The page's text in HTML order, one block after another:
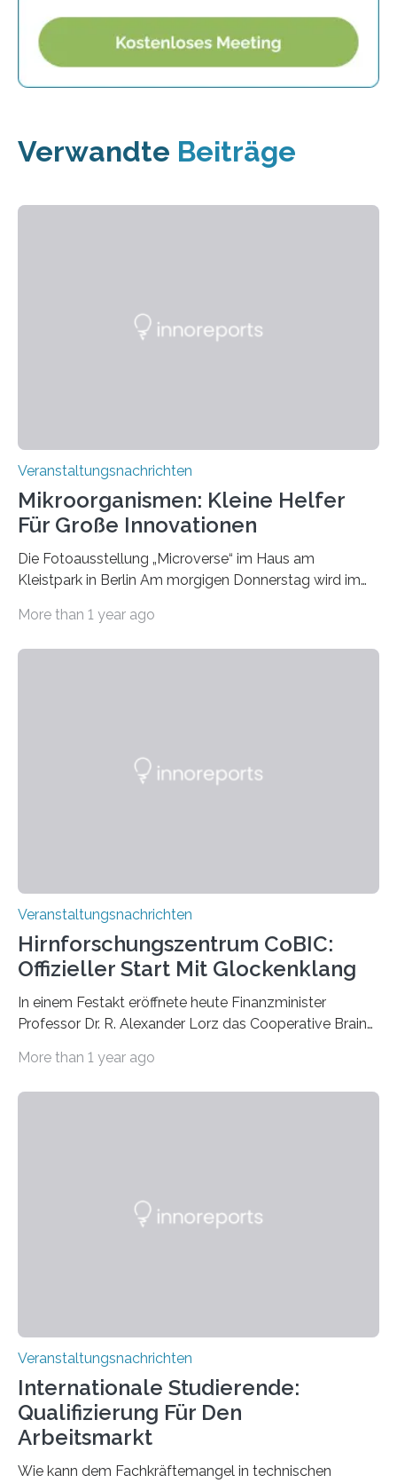
Verwandte Beiträge
Veranstaltungsnachrichten
Mikroorganismen: Kleine Helfer
Für Große Innovationen
Die Fotoausstellung „Microverse“ im Haus am
Kleistpark in Berlin Am morgigen Donnerstag wird im
„Microverse“ mit Arbeiten der Fotografin Kathrin
Labor für Mikrobiologie Für das Projekt „Microverse“ hat
More than 1 year ago
Veranstaltungsnachrichten
Hirnforschungszentrum CoBIC:
Offizieller Start Mit Glockenklang
In einem Festakt eröffnete heute Finanzminister
Professor Dr. R. Alexander Lorz das Cooperative Brain
der Goethe-Universität Frankfurt. Das CoBIC ist eine
für neurologische und psychiatrische Erkrankungen
More than 1 year ago
Veranstaltungsnachrichten
Internationale Studierende:
Qualifizierung Für Den
Arbeitsmarkt
Wie kann dem Fachkräftemangel in technischen